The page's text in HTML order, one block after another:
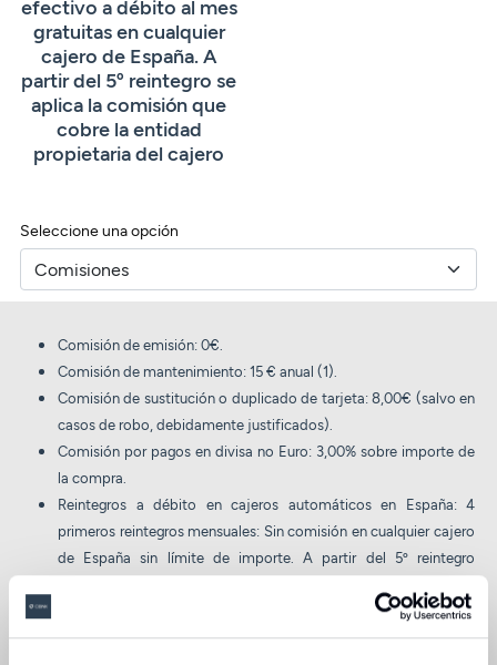
efectivo a débito al mes
gratuitas en cualquier
cajero de España. A
partir del 5º reintegro se
aplica la comisión que
cobre la entidad
propietaria del cajero
Seleccione una opción
Comisión de emisión: 0€.
Comisión de mantenimiento: 15 € anual (1).
Comisión de sustitución o duplicado de tarjeta: 8,00€ (salvo en
casos de robo, debidamente justificados).
Comisión por pagos en divisa no Euro: 3,00% sobre importe de
la compra.
Reintegros a débito en cajeros automáticos en España: 4
primeros reintegros mensuales: Sin comisión en cualquier cajero
de España sin límite de importe. A partir del 5º reintegro
Reintegros a débito en cajeros automáticos fuera de España:
4,00% (4,00€ mínimo) más la comisión que cobre la entidad